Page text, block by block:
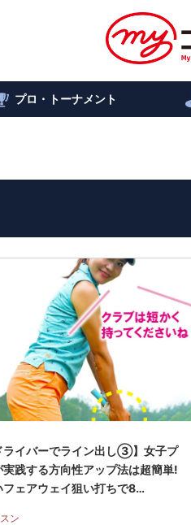
プロ・トーナメント
ライバーでライン出し③】女子プ
実践する方向性アップ法は超簡単!
フェアウェイ狙い打ちで8…
ン